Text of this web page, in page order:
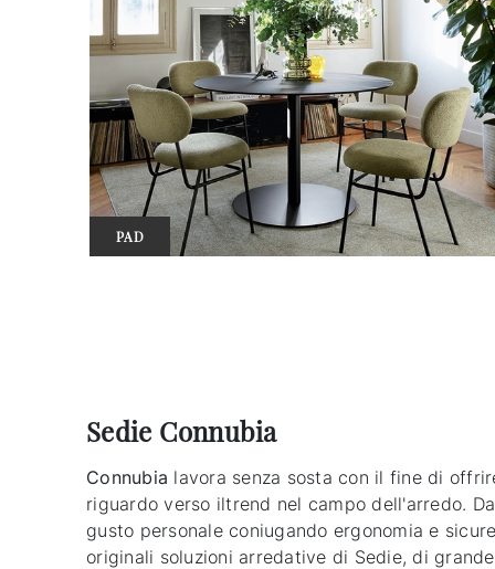
PAD
Sedie Connubia
Connubia lavora senza sosta con il fine di
riguardo verso iltrend nel campo dell'arredo.
gusto personale coniugando ergonomia e
originali soluzioni arredative di Sedie, di